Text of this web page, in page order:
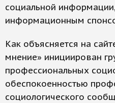
социальной
информационным
Как объясняется на
мнение» инициирован
профессиональных
обеспокоенностью
социологического